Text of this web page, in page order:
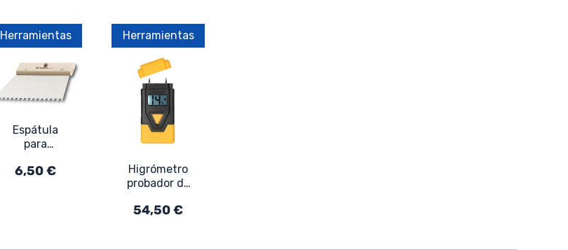
Herramientas
Espátula
para
de azulejos,
6,50 €
Herramientas
Higrómetro
probador de
hormigón
54,50 €